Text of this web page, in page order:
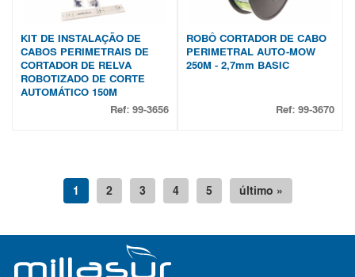
KIT DE INSTALAÇÃO DE
CABOS PERIMETRAIS DE
CORTADOR DE RELVA
ROBOTIZADO DE CORTE
AUTOMÁTICO 150M
Ref: 99-3656
ROBÔ CORTADOR DE CABO
PERIMETRAL AUTO-MOW
250M - 2,7mm BASIC
Ref: 99-3670
1 2 3 4 5 último »